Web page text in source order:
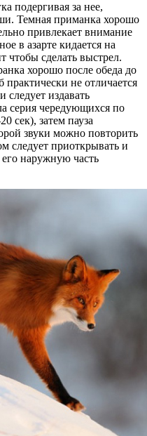
подергивая за нее,
Темная приманка хорошо
привлекает внимание
в азарте кидается на
чтобы сделать выстрел.
хорошо после обеда до
практически не отличается
издавать
серия чередующихся по
сек), затем пауза
звуки можно повторить
следует приоткрывать и
его наружную часть